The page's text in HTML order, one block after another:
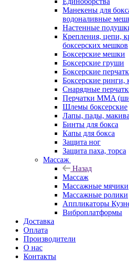
Манекены для
водоналивные
Настенные
Крепления, цепи,
боксерских мешков
Боксерские мешки
Боксерские груши
Боксерские
Боксерские
Снарядные
Перчатки MMA
Шлемы боксерские
Лапы, пады,
Бинты для бокса
Капы для бокса
Защита ног
Защита паха, торса
Массаж
Назад
Массаж
Массажные мячики
Массажные ролики
Аппликаторы
Виброплатформы
Доставка
Оплата
Производители
О нас
Контакты